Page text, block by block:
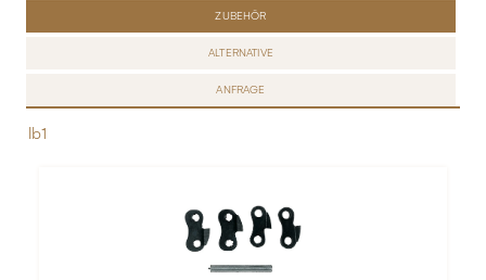
ZUBEHÖR
ALTERNATIVE
ANFRAGE
lb1